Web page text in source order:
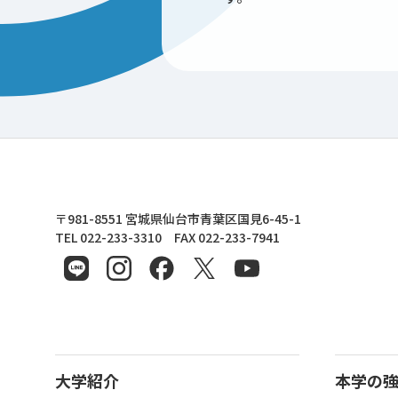
東北文化学園大学
〒981-8551 宮城県仙台市青葉区国見6-45-1
TEL 022-233-3310 FAX 022-233-7941
大学紹介 本学の